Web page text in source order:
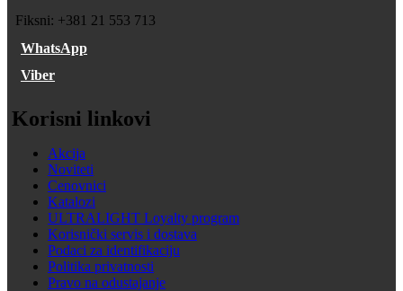
Fiksni: +381 21 553 713
WhatsApp
Viber
Korisni linkovi
Akcija
Noviteti
Cenovnici
Katalozi
ULTRALIGHT Loyalty program
Korisnički servis i dostava
Podaci za identifikaciju
Politika privatnosti
Pravo na odustajanje